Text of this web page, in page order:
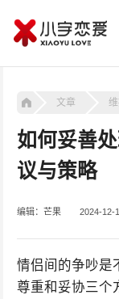
文章
如何妥善
议与策略
编辑：芒果 2024-12-
情侣间的争吵是
尊重和妥协三个